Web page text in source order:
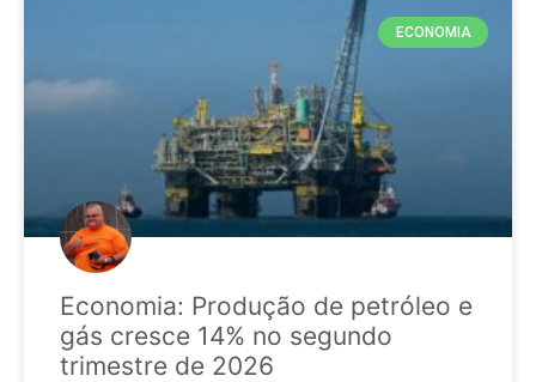
ECONOMIA
Economia: Produção de petróleo e
gás cresce 14% no segundo
trimestre de 2026